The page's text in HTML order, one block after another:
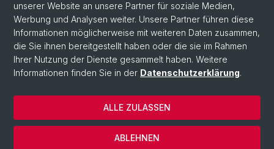
News & Events
© Universität Basel
Datenschutzerklärung
Philosophisch-Historische Fakultät
unserer Website an unsere Partner für soziale Medien,
Werbung und Analysen weiter. Unsere Partner führen diese
Informationen möglicherweise mit weiteren Daten zusammen,
die Sie ihnen bereitgestellt haben oder die sie im Rahmen
Ihrer Nutzung der Dienste gesammelt haben. Weitere
Informationen finden Sie in der Datenschutzerklärung.
ABLEHNEN
ALLE ZULASSEN